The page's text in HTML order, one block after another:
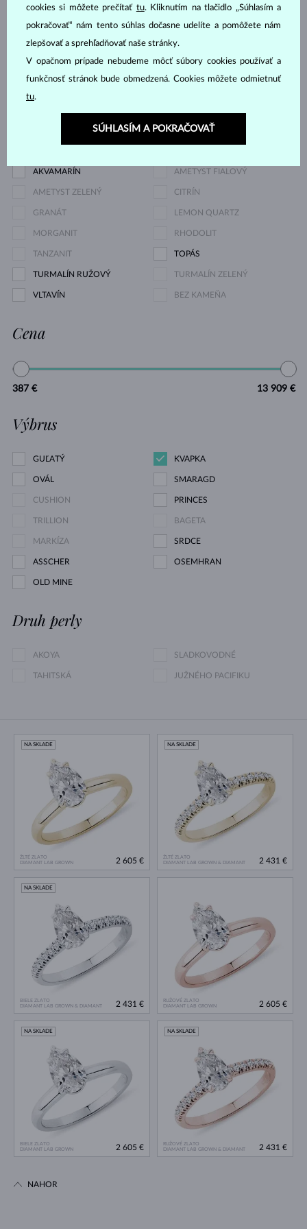
DIAMANT DIAMANT LAB GROWN
DIAMANT LAB GROWN
MODRÝ
DIAMANT LAB GROWN
RŮŽOVÝ
DIAMANT ČIERNY DIAMANT CHAMPAGNE
SMARAGD
AKVAMARÍN AMETYST FIALOVÝ
AMETYST ZELENÝ CITRÍN
GRANÁT LEMON QUARTZ
MORGANIT RHODOLIT
TANZANIT TOPÁS
TURMALÍN RUŽOVÝ TURMALÍN ZELENÝ
VLTAVÍN BEZ KAMEŇA
Cena
387 € 13 909 €
Výbrus
GUĽATÝ KVAPKA
OVÁL SMARAGD
CUSHION PRINCES
TRILLION BAGETA
MARKÍZA SRDCE
ASSCHER OSEMHRAN
OLD MINE
Druh perly
AKOYA SLADKOVODNÉ
TAHITSKÁ JUŽNÉHO PACIFIKU
ŽLTÉ ZLATO
DIAMANT LAB GROWN
NA SKLADE
2 605 €
ŽLTÉ ZLATO
DIAMANT LAB GROWN & DIAMANT
NA SKLADE
2 431 €
BIELE ZLATO
DIAMANT LAB GROWN & DIAMANT
NA SKLADE
2 431 €
RUŽOVÉ ZLATO
DIAMANT LAB GROWN
2 605 €
BIELE ZLATO
DIAMANT LAB GROWN
NA SKLADE
2 605 €
RUŽOVÉ ZLATO
DIAMANT LAB GROWN & DIAMANT
NA SKLADE
2 431 €
NAHOR
cookies si môžete prečítať tu. Kliknutím na tlačidlo „Súhlasím a
pokračovať“ nám tento súhlas dočasne udelíte a pomôžete nám
zlepšovať a sprehľadňovať naše stránky.
V opačnom prípade nebudeme môcť súbory cookies používať a
funkčnosť stránok bude obmedzená. Cookies môžete odmietnuť
tu.
SÚHLASÍM A POKRAČOVAŤ